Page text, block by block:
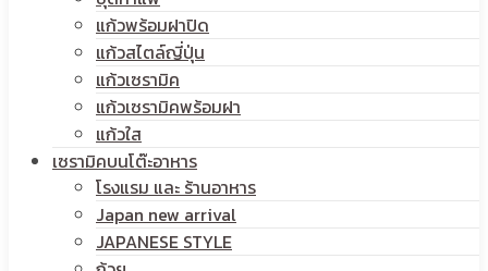
แก้วพร้อมฝาปิด
แก้วสไตล์ญี่ปุ่น
แก้วเซรามิค
แก้วเซรามิคพร้อมฝา
แก้วใส
เซรามิคบนโต๊ะอาหาร
โรงแรม และ ร้านอาหาร
Japan new arrival
JAPANESE STYLE